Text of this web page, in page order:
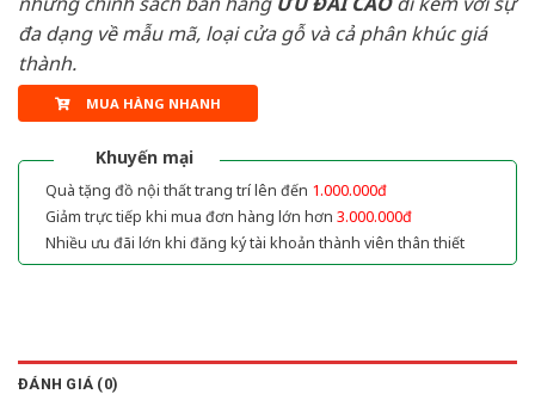
đa dạng về mẫu mã, loại cửa gỗ và cả phân khúc giá
thành.
MUA HÀNG NHANH
Khuyến mại
Quà tặng đồ nội thất trang trí lên đến 1.000.000đ
Giảm trực tiếp khi mua đơn hàng lớn hơn 3.000.000đ
Nhiều ưu đãi lớn khi đăng ký tài khoản thành viên thân thiết
ĐÁNH GIÁ (0)